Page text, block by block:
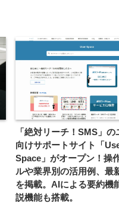
「絶対リーチ！SMS」の
向けサポートサイト「
Space」がオープン！操
ルや業界別の活用例、最
を掲載。AIによる要約機
説機能も搭載。